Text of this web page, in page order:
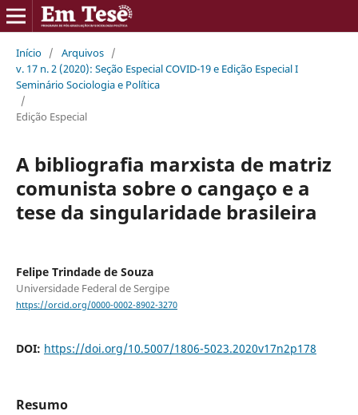
Início / Arquivos /
v. 17 n. 2 (2020): Seção Especial COVID-19 e Edição Especial I
Seminário Sociologia e Política
/
Edição Especial
A bibliografia marxista de matriz
comunista sobre o cangaço e a
tese da singularidade brasileira
Felipe Trindade de Souza
Universidade Federal de Sergipe
https://orcid.org/0000-0002-8902-3270
DOI: https://doi.org/10.5007/1806-5023.2020v17n2p178
Resumo